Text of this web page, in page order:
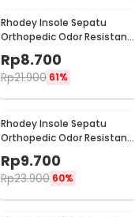
Rhodey Insole Sepatu
Orthopedic Odor Resistant
EVA Foam 35 - Y3Y27
Rp8.700
Rp21.900 61%
Rhodey Insole Sepatu
Orthopedic Odor Resistant
Rp9.700
Rp23.900 60%